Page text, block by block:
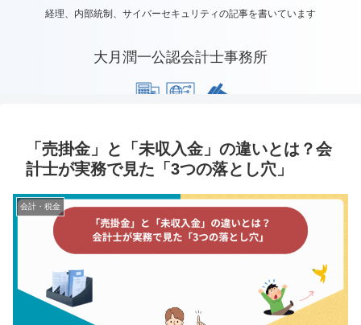
経理、内部統制、サイバーセキュリティの記事を書いています
大月潤一公認会計士事務所
「売掛金」と「未収入金」の違いとは？会
計士が実務で見た「3つの落とし穴」
会計・税金